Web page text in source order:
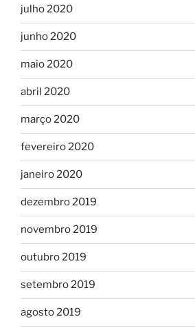
julho 2020
junho 2020
maio 2020
abril 2020
março 2020
fevereiro 2020
janeiro 2020
dezembro 2019
novembro 2019
outubro 2019
setembro 2019
agosto 2019